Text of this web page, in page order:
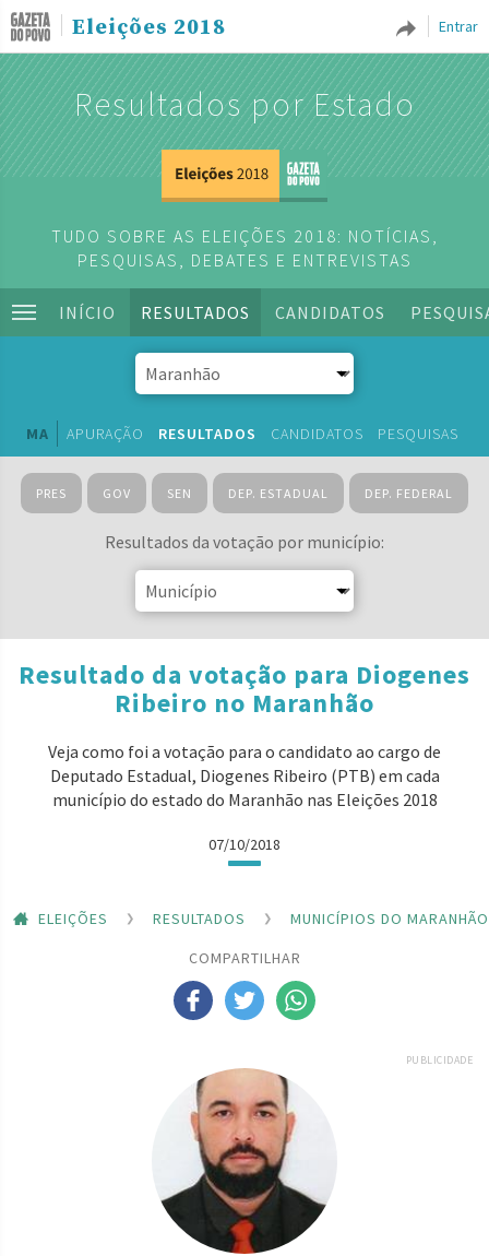
Entrar
Eleições 2018
Resultados por Estado
TUDO SOBRE AS ELEIÇÕES 2018: NOTÍCIAS,
PESQUISAS, DEBATES E ENTREVISTAS
INÍCIO RESULTADOS CANDIDATOS
MA APURAÇÃO RESULTADOS CANDIDATOS PESQUISAS
PRES GOV SEN DEP. ESTADUAL DEP. FEDERAL
Resultados da votação por município:
Resultado da votação para Diogenes
Ribeiro no Maranhão
Veja como foi a votação para o candidato ao cargo de
Deputado Estadual, Diogenes Ribeiro (PTB) em cada
município do estado do Maranhão nas Eleições 2018
07/10/2018
ELEIÇÕES RESULTADOS
MUNICÍPIOS DO MARANHÃO
COMPARTILHAR
PUBLICIDADE